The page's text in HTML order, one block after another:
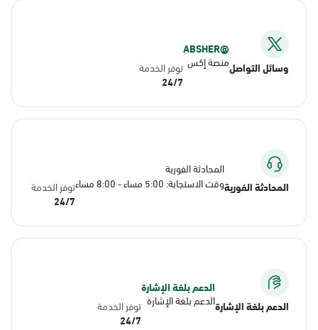
وسائل التواصل
@ABSHER
منصة إكس توفر الخدمة
24/7
المحادثة الفورية
المحادثة الفورية
وقت الاستجابة: 5:00 مساء - 8:00 مساء
توفر الخدمة
24/7
الدعم بلغة الإشارة
الدعم بلغة الإشارة
الدعم بلغة الإشارة توفر الخدمة
24/7